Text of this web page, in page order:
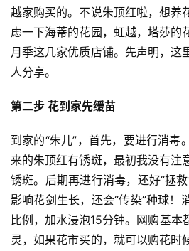
越家购买的。不说朱顶红啦，想养
虑一下海蒂的花园，虹越，塔莎的
月季这几家优质店铺。先声明，这
人分享。
第二步 花到家先缓苗
到家的“朱儿”，首先，要进行消毒
来的朱顶红有锈斑，最初我没有注
锈斑。后期再进行消毒，还好“拯
影响花剑生长，还会“传染”种球！
比例，加水浸泡15分钟。网购基本
灵，如果花市买的，就可以购花时